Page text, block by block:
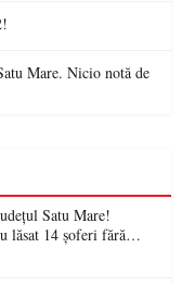
Mare. Nicio notă de
Satu Mare!
lăsat 14 șoferi fără